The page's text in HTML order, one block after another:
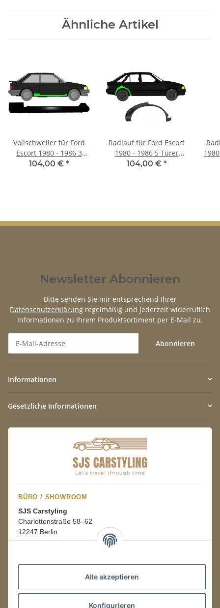
Alle akzeptieren
Konfigurieren
Ähnliche Artikel
Vollschweller für Ford
Escort 1980 - 1986 3
Türer rechts
104,00 € *
Radlauf für Ford Escort
1980 - 1986 5 Türer
rechts
104,00 € *
Newsletter Abonnieren
Bitte senden Sie mir entsprechend Ihrer
Datenschutzerklärung regelmäßig und jederzeit widerruflich
Informationen zu Ihrem Produktsortiment per E-Mail zu.
Abonnieren
Informationen
Gesetzliche Informationen
BÜRO / SHOWROOM
SJS Carstyling
Charlottenstraße 58–62
12247 Berlin
08:00–16:00 Uhr
LAGER / RETOUREN
Packmonster Fulfillment